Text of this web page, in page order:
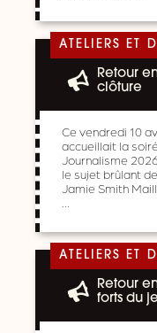
ATELIERS ET
Retour
clôture
Ce vendredi 10
accueillait la
Journalisme
le sujet brûlant
Jamie Smith
ATELIERS ET
Retour
forts du